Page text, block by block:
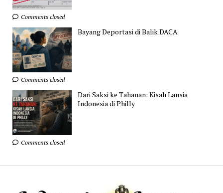
Comments closed
Bayang Deportasi di Balik DACA
Comments closed
Dari Saksi ke Tahanan: Kisah Lansia
Indonesia di Philly
Comments closed